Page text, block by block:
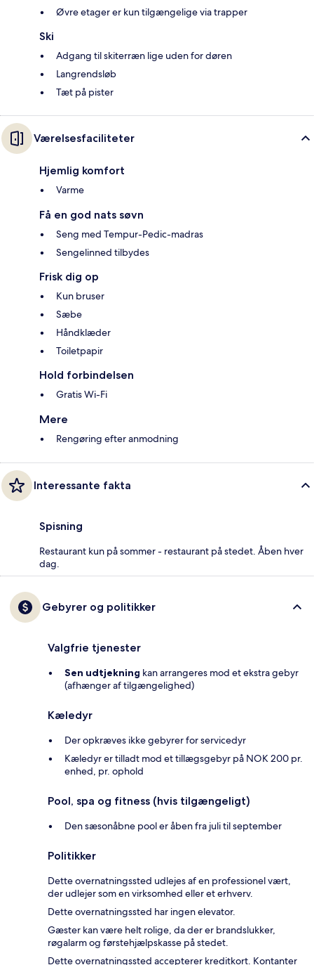
Øvre etager er kun tilgængelige via trapper
Ski
Adgang til skiterræn lige uden for døren
Langrendsløb
Tæt på pister
Værelsesfaciliteter
Hjemlig komfort
Varme
Få en god nats søvn
Seng med Tempur-Pedic-madras
Sengelinned tilbydes
Frisk dig op
Kun bruser
Sæbe
Håndklæder
Toiletpapir
Hold forbindelsen
Gratis Wi-Fi
Mere
Rengøring efter anmodning
Interessante fakta
Spisning
Restaurant kun på sommer - restaurant på stedet. Åben hver
dag.
Gebyrer og politikker
Valgfrie tjenester
Sen udtjekning kan arrangeres mod et ekstra gebyr
(afhænger af tilgængelighed)
Kæledyr
Der opkræves ikke gebyrer for servicedyr
Kæledyr er tilladt mod et tillægsgebyr på NOK 200 pr.
enhed, pr. ophold
Pool, spa og fitness (hvis tilgængeligt)
Den sæsonåbne pool er åben fra juli til september
Politikker
Dette overnatningssted udlejes af en professionel vært,
der udlejer som en virksomhed eller et erhverv.
Dette overnatningssted har ingen elevator.
Gæster kan være helt rolige, da der er brandslukker,
røgalarm og førstehjælpskasse på stedet.
Dette overnatningssted accepterer kreditkort. Kontanter